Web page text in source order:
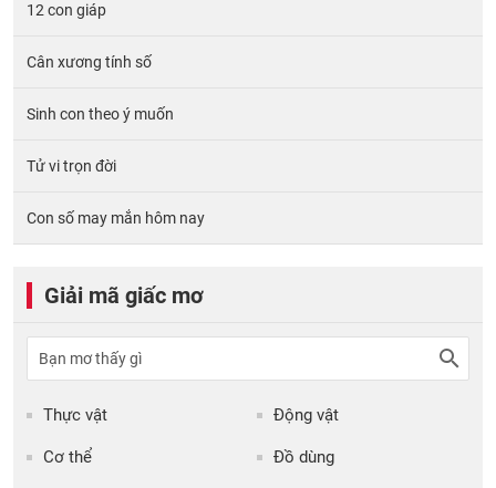
12 con giáp
Cân xương tính số
Sinh con theo ý muốn
Tử vi trọn đời
Con số may mắn hôm nay
Giải mã giấc mơ
Thực vật Động vật
Cơ thể Đồ dùng